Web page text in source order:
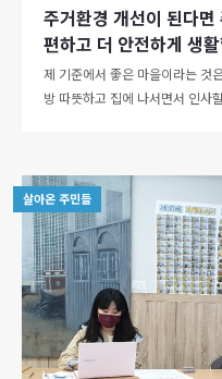
주거환경 개선이 된다
편하고 더 안전하게 생
제 기준에서 좋은 마을이라는 것
방 따뜻하고 집에 나서면서 인사
살아온 주민들